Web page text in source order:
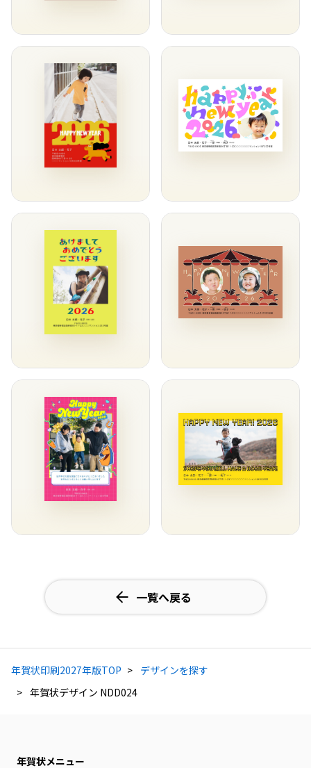
一覧へ戻る
年賀状印刷2027年版TOP
デザインを探す
年賀状デザイン NDD024
年賀状メニュー